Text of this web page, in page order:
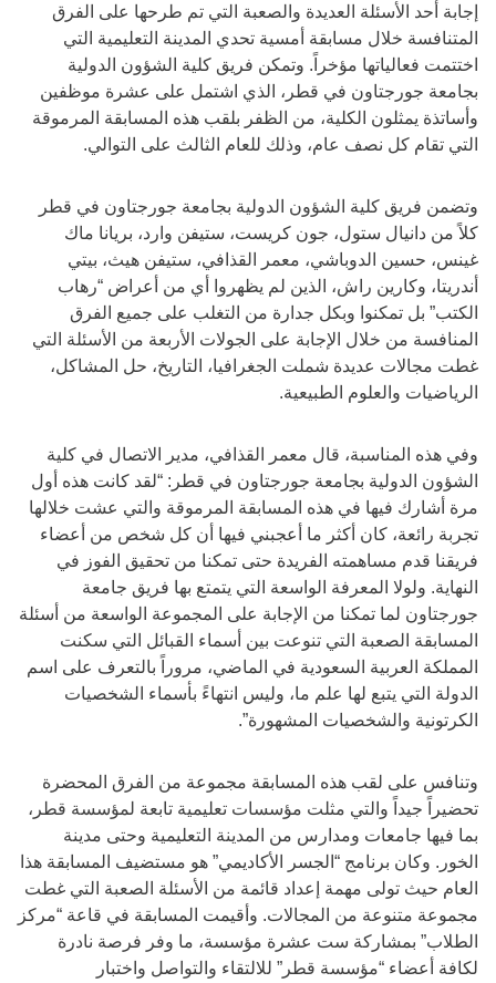
إجابة أحد الأسئلة العديدة والصعبة التي تم طرحها على الفرق
المتنافسة خلال مسابقة أمسية تحدي المدينة التعليمية التي
اختتمت فعالياتها مؤخراً. وتمكن فريق كلية الشؤون الدولية
بجامعة جورجتاون في قطر، الذي اشتمل على عشرة موظفين
وأساتذة يمثلون الكلية، من الظفر بلقب هذه المسابقة المرموقة
التي تقام كل نصف عام، وذلك للعام الثالث على التوالي.
وتضمن فريق كلية الشؤون الدولية بجامعة جورجتاون في قطر
كلاً من دانيال ستول، جون كريست، ستيفن وارد، بريانا ماك
غينس، حسين الدوباشي، معمر القذافي، ستيفن هيث، بيتي
أندريتا، وكارين راش، الذين لم يظهروا أي من أعراض “رهاب
الكتب” بل تمكنوا وبكل جدارة من التغلب على جميع الفرق
المنافسة من خلال الإجابة على الجولات الأربعة من الأسئلة التي
غطت مجالات عديدة شملت الجغرافيا، التاريخ، حل المشاكل،
الرياضيات والعلوم الطبيعية.
وفي هذه المناسبة، قال معمر القذافي، مدير الاتصال في كلية
الشؤون الدولية بجامعة جورجتاون في قطر: “لقد كانت هذه أول
مرة أشارك فيها في هذه المسابقة المرموقة والتي عشت خلالها
تجربة رائعة، كان أكثر ما أعجبني فيها أن كل شخص من أعضاء
فريقنا قدم مساهمته الفريدة حتى تمكنا من تحقيق الفوز في
النهاية. ولولا المعرفة الواسعة التي يتمتع بها فريق جامعة
جورجتاون لما تمكنا من الإجابة على المجموعة الواسعة من أسئلة
المسابقة الصعبة التي تنوعت بين أسماء القبائل التي سكنت
المملكة العربية السعودية في الماضي، مروراً بالتعرف على اسم
الدولة التي يتبع لها علم ما، وليس انتهاءً بأسماء الشخصيات
الكرتونية والشخصيات المشهورة”.
وتنافس على لقب هذه المسابقة مجموعة من الفرق المحضرة
تحضيراً جيداً والتي مثلت مؤسسات تعليمية تابعة لمؤسسة قطر،
بما فيها جامعات ومدارس من المدينة التعليمية وحتى مدينة
الخور. وكان برنامج “الجسر الأكاديمي” هو مستضيف المسابقة هذا
العام حيث تولى مهمة إعداد قائمة من الأسئلة الصعبة التي غطت
مجموعة متنوعة من المجالات. وأقيمت المسابقة في قاعة “مركز
الطلاب” بمشاركة ست عشرة مؤسسة، ما وفر فرصة نادرة
لكافة أعضاء “مؤسسة قطر” للالتقاء والتواصل واختبار